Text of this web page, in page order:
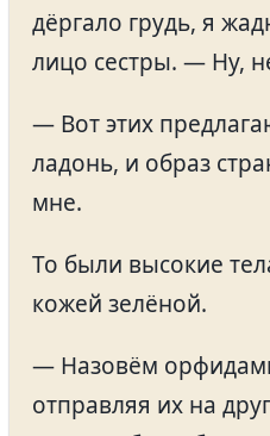
дёргало грудь, я
лицо сестры. — Ну,
— Вот этих
ладонь, и образ
мне.
То были высокие
кожей зелёной.
— Назовём
отправляя их на